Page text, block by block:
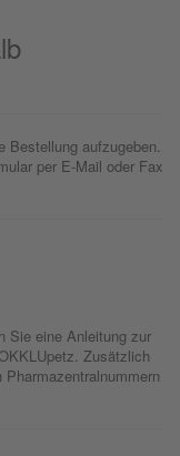
Bestellung aufzugeben.
per E-Mail oder Fax
Sie eine Anleitung zur
Zusätzlich